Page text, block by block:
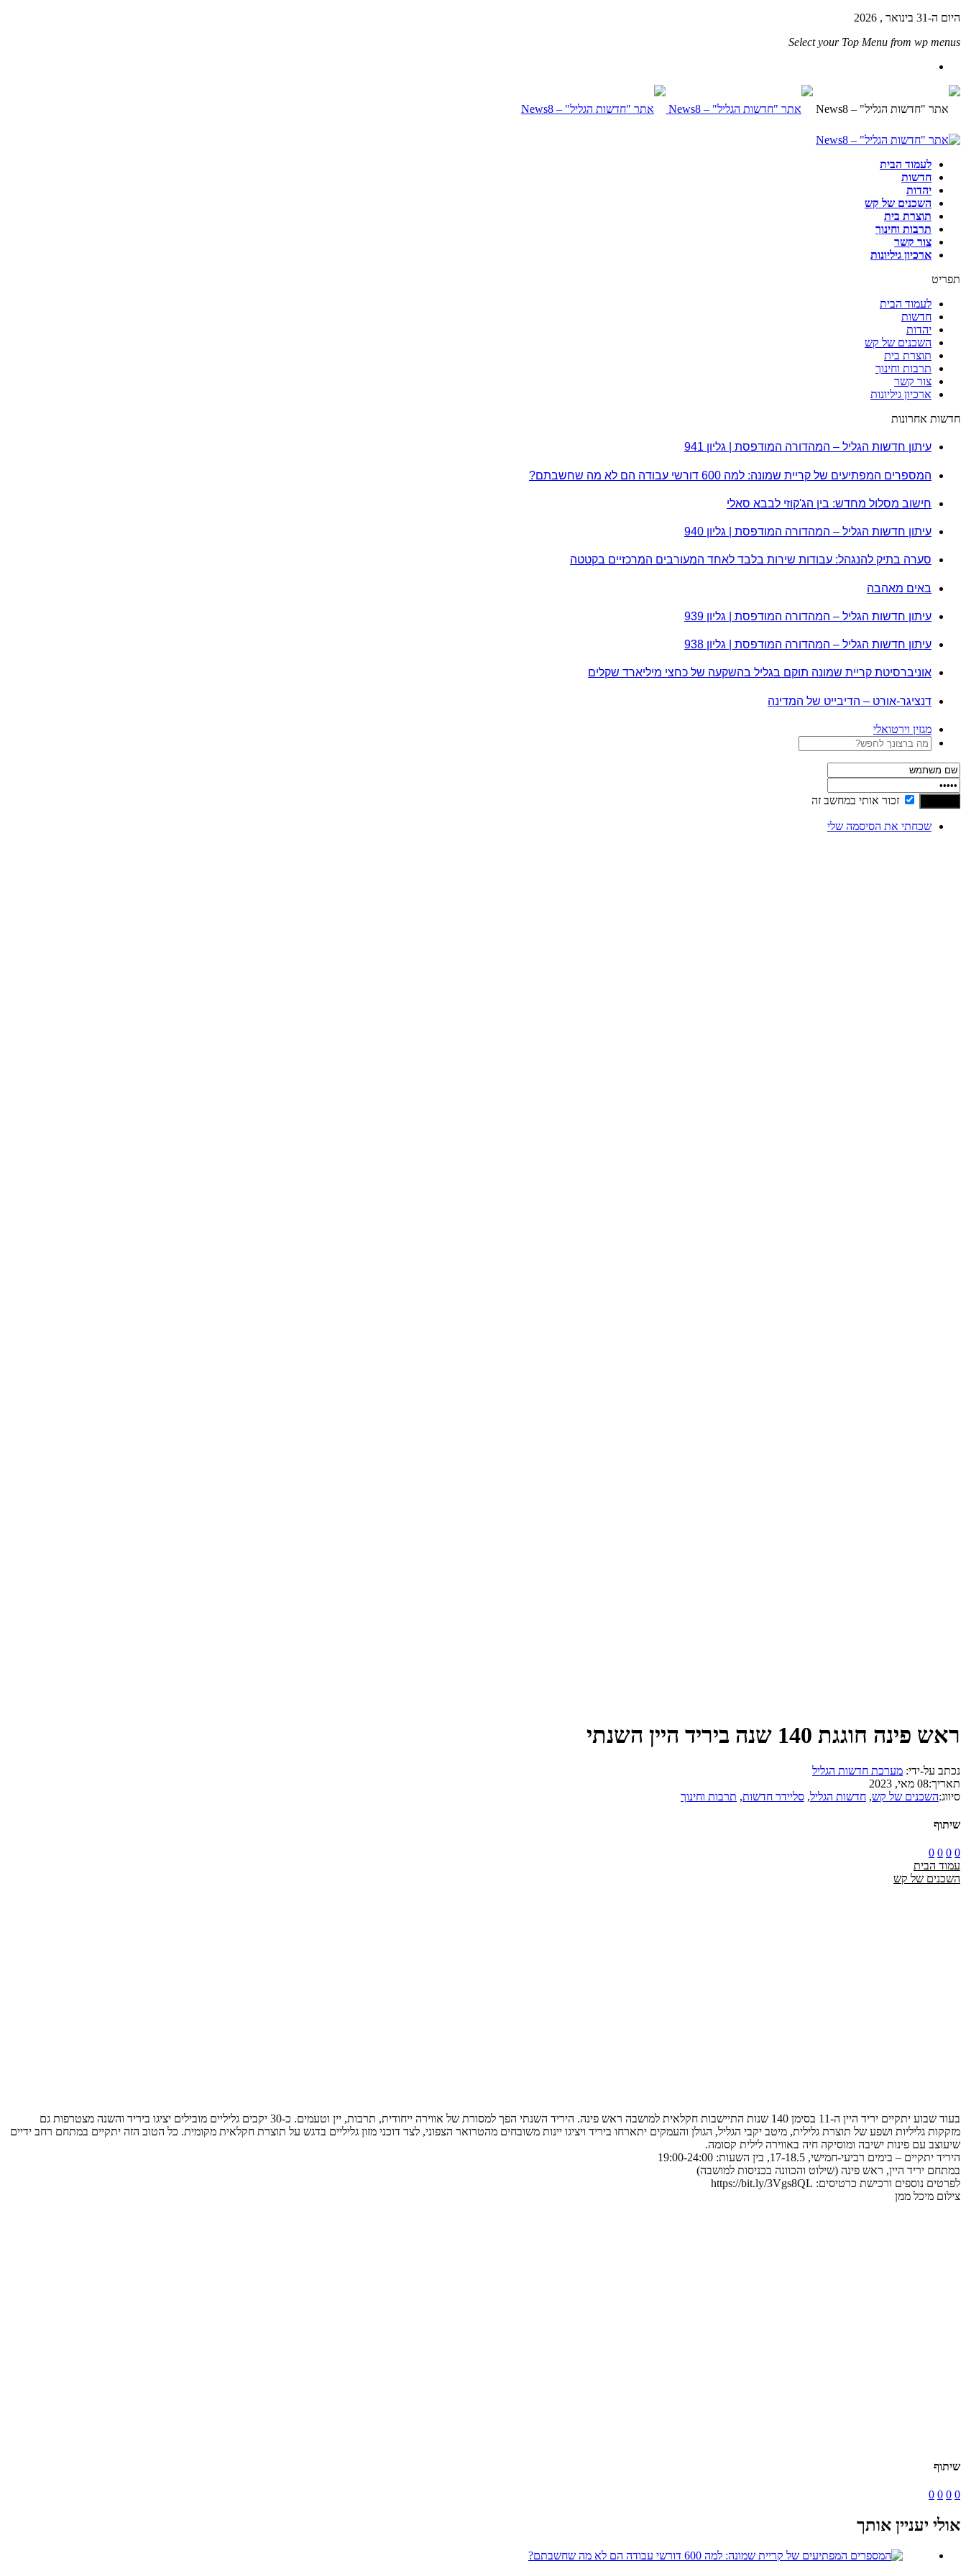
היום ה-31 בינואר , 2026
Select your Top Menu from wp menus
לעמוד הבית
חדשות
יהדות
השכנים של קש
תוצרת בית
תרבות וחינוך
צור קשר
ארכיון גיליונות
תפריט
לעמוד הבית
חדשות
יהדות
השכנים של קש
תוצרת בית
תרבות וחינוך
צור קשר
ארכיון גיליונות
חדשות אחרונות
עיתון חדשות הגליל – המהדורה המודפסת | גליון 941
המספרים המפתיעים של קריית שמונה: למה 600 דורשי עבודה הם לא מה שחשבתם?
חישוב מסלול מחדש: בין הג'קוזי לבבא סאלי
עיתון חדשות הגליל – המהדורה המודפסת | גליון 940
סערה בתיק להנגהל: עבודות שירות בלבד לאחד המעורבים המרכזיים בקטטה
באים מאהבה
עיתון חדשות הגליל – המהדורה המודפסת | גליון 939
עיתון חדשות הגליל – המהדורה המודפסת | גליון 938
אוניברסיטת קריית שמונה תוקם בגליל בהשקעה של כחצי מיליארד שקלים
דנציגר-אורט – הדיבייט של המדינה
מגזין וירטואלי
זכור אותי במחשב זה
שכחתי את הסיסמה שלי
ראש פינה חוגגת 140 שנה ביריד היין השנתי
נכתב על-ידי: מערכת חדשות הגליל
תאריך:08 מאי, 2023
סיווג:השכנים של קש, חדשות הגליל, סליידר חדשות, תרבות וחינוך
שיתוף
0
0
0
0
עמוד הבית
השכנים של קש
בעוד שבוע יתקיים יריד היין ה-11 בסימן 140 שנות התיישבות חקלאית למושבה ראש פינה. היריד השנתי הפך למסורת של אווירה ייחודית, תרבות, יין וטעמים. כ-30 יקבים גליליים מובילים יציגו ביריד והשנה מצטרפות גם
מזקקות גליליות ושפע של תוצרת גלילית, מיטב יקבי הגליל, הגולן והעמקים יתארחו ביריד ויציגו יינות משובחים מהטרואר הצפוני, לצד דוכני מזון גליליים בדגש על תוצרת חקלאית מקומית. כל הטוב הזה יתקיים במתחם רחב ידיים
שיעוצב עם פינות ישיבה ומוסיקה חיה באווירה לילית קסומה.
היריד יתקיים – בימים רביעי-חמישי, 17-18.5, בין השעות: 19:00-24:00
במתחם יריד היין, ראש פינה (שילוט והכוונה בכניסות למושבה)
לפרטים נוספים ורכישת כרטיסים: https://bit.ly/3Vgs8QL
צילום מיכל ממן
שיתוף
0
0
0
0
אולי יעניין אותך